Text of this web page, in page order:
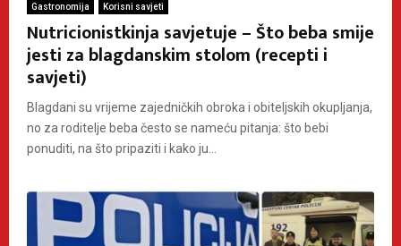
Gastronomija Korisni savjeti
Nutricionistkinja savjetuje – Što beba smije
jesti za blagdanskim stolom (recepti i
savjeti)
Blagdani su vrijeme zajedničkih obroka i obiteljskih okupljanja,
no za roditelje beba često se nameću pitanja: što bebi
ponuditi, na što pripaziti i kako ju...